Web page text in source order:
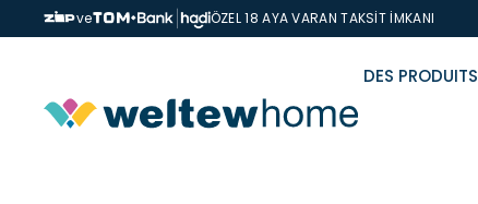
ve ÖZEL 18 AYA VARAN TAKSİT İMKANI
DES PRODUITS
Page D'accueil Produits